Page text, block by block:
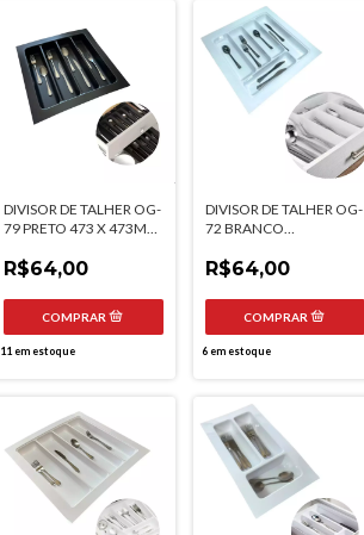
DIVISOR DE TALHER OG-
79 PRETO 473 X 473MM
R$64,00
11 em estoque
DIVISOR DE TALHER OG-
72 BRANCO
R$64,00
6em estoque